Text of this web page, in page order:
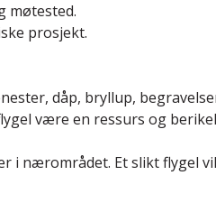
møtested.
prosjekt.
dåp, bryllup,
være en ressurs og
i nærområdet. Et slikt flygel